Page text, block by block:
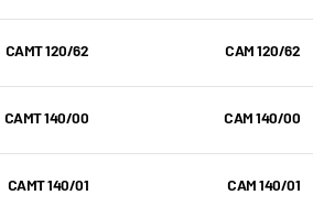
CAM 120/62
CAMT 120/62
CAM 140/00
CAMT 140/00
CAM 140/01
CAMT 140/01